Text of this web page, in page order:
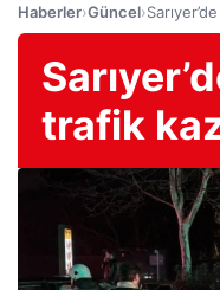
Haberler›Güncel›
trafik